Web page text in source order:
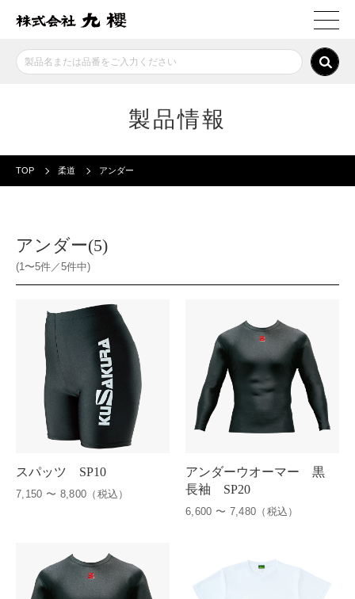
製品情報
TOP 柔道 アンダー
アンダー(5)
(1〜5件／5件中)
スパッツ SP10
7,150 〜 8,800（税込）
アンダーウオーマー 黒
長袖 SP20
6,600 〜 7,480（税込）